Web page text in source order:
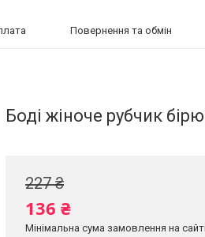
Повернення та обмін
Боді жіноче рубчик
227 ₴
136 ₴
Мінімальна сума замовлення на